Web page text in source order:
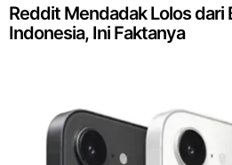
Reddit Mendadak Lolos dari
Indonesia, Ini Faktanya